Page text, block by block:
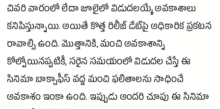
చివరి వారంలో లేదా జూలైలో విడుదలయ్యే అవకాశాలు
కనిపిస్తున్నాయి. అయితే కొత్త రిలీజ్ డేట్‌పై అధికారిక ప్రకటన
రావాల్సి ఉంది. మొత్తానికి, మంచి అవకాశాన్ని
కోల్పోయినప్పటికీ, సరైన సమయంలో విడుదల చేస్తే ఈ
సినిమా బాక్సాఫీస్ వద్ద మంచి ఫలితాలను సాధించే
అవకాశం ఇంకా ఉంది. ఇప్పుడు అందరి చూపు ఈ సినిమా